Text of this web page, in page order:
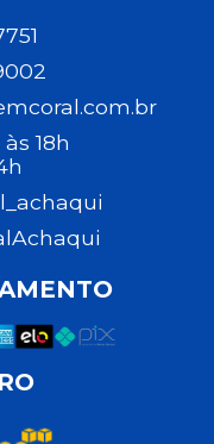
18h